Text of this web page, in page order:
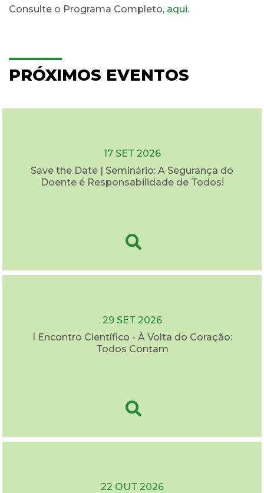
Consulte o Programa Completo, aqui.
PRÓXIMOS EVENTOS
17 SET 2026
Save the Date | Seminário: A Segurança do
Doente é Responsabilidade de Todos!
29 SET 2026
I Encontro Científico - À Volta do Coração:
Todos Contam
22 OUT 2026